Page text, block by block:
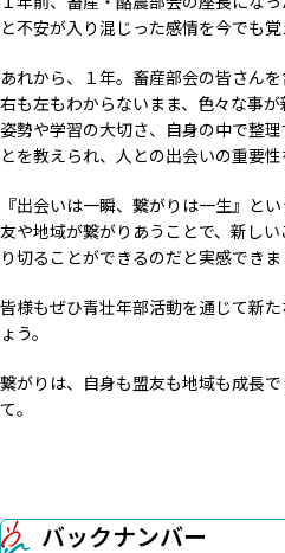
と不安が入り混じった感情を今でも覚
あれから、１年。畜産部会の皆さん
右も左もわからないまま、色々な事
姿勢や学習の大切さ、自身の中で整
とを教えられ、人との出会いの重要性
『出会いは一瞬、繋がりは一生』と
友や地域が繋がりあうことで、新し
り切ることができるのだと実感できま
皆様もぜひ青壮年部活動を通じて新
ょう。
繋がりは、自身も盟友も地域も成長
て。
バックナンバー